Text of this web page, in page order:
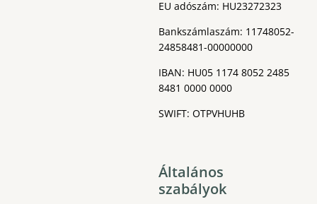
EU adószám: HU23272323
Bankszámlaszám: 11748052-
24858481-00000000
IBAN: HU05 1174 8052 2485
8481 0000 0000
SWIFT: OTPVHUHB
Általános
szabályok